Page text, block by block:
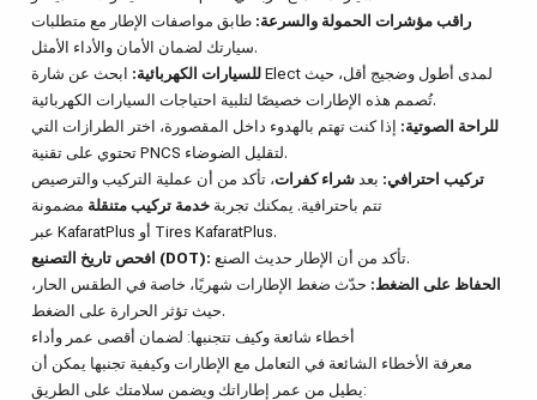
راقب مؤشرات الحمولة والسرعة: طابق مواصفات الإطار مع متطلبات
سيارتك لضمان الأمان والأداء الأمثل.
للسيارات الكهربائية: ابحث عن شارة Elect لمدى أطول وضجيج أقل، حيث
تُصمم هذه الإطارات خصيصًا لتلبية احتياجات السيارات الكهربائية.
للراحة الصوتية: إذا كنت تهتم بالهدوء داخل المقصورة، اختر الطرازات التي
تحتوي على تقنية PNCS لتقليل الضوضاء.
تركيب احترافي: بعدشراء كفرات، تأكد من أن عملية التركيب والترصيص
تتم باحترافية. يمكنك تجربةخدمة تركيب متنقلة مضمونة
KafaratPlus
أو Tires KafaratPlus.
افحص تاريخ التصنيع (DOT):
تأكد من أن الإطار حديث الصنع.
الحفاظ على الضغط: حدّث ضغط الإطارات شهريًا، خاصة في الطقس الحار،
حيث تؤثر الحرارة على الضغط.
أخطاء شائعة وكيف تتجنبها: لضمان أقصى عمر وأداء
معرفة الأخطاء الشائعة في التعامل مع الإطارات وكيفية تجنبها يمكن أن
يطيل من عمر إطاراتك ويضمن سلامتك على الطريق: